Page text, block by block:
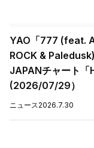
YAO「777 (feat.
ROCK &
JAPANチャート
(2026/07/29）
ニュース2026.7.30